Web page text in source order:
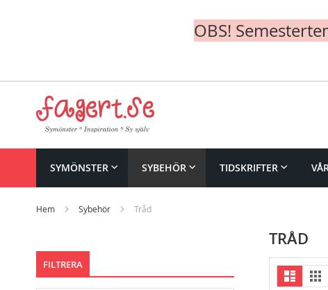
OBS!
Content
SYMÖNSTER SYBEHÖR TIDSKRIFTER
Hem Sybehör Tråd
TRÅD
View
as
Listvy
FILTRERA